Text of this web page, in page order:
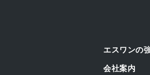
エスワンの
会社案内